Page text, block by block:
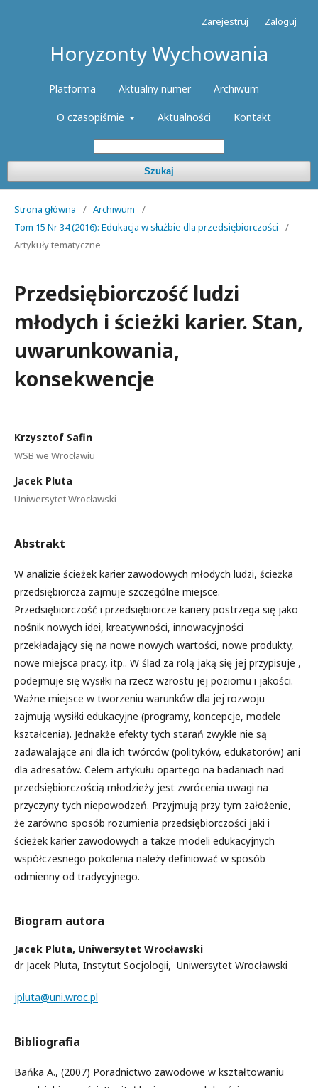
Horyzonty Wychowania
Platforma Aktualny numer Archiwum
O czasopiśmie Aktualności Kontakt
Szukaj
Zarejestruj Zaloguj
Strona główna / Archiwum
/
Tom 15 Nr 34 (2016): Edukacja w służbie dla przedsiębiorczości
/
Artykuły tematyczne
Przedsiębiorczość ludzi
młodych i ścieżki karier. Stan,
uwarunkowania,
konsekwencje
Krzysztof Safin
WSB we Wrocławiu
Jacek Pluta
Uniwersytet Wrocławski
Abstrakt
W analizie ścieżek karier zawodowych młodych ludzi, ścieżka
przedsiębiorcza zajmuje szczególne miejsce.
Przedsiębiorczość i przedsiębiorcze kariery postrzega się jako
nośnik nowych idei, kreatywności, innowacyjności
przekładający się na nowe nowych wartości, nowe produkty,
nowe miejsca pracy, itp.. W ślad za rolą jaką się jej przypisuje ,
podejmuje się wysiłki na rzecz wzrostu jej poziomu i jakości.
Ważne miejsce w tworzeniu warunków dla jej rozwoju
zajmują wysiłki edukacyjne (programy, koncepcje, modele
kształcenia). Jednakże efekty tych starań zwykle nie są
zadawalające ani dla ich twórców (polityków, edukatorów) ani
dla adresatów. Celem artykułu opartego na badaniach nad
przedsiębiorczością młodzieży jest zwrócenia uwagi na
przyczyny tych niepowodzeń. Przyjmują przy tym założenie,
że zarówno sposób rozumienia przedsiębiorczości jaki i
ścieżek karier zawodowych a także modeli edukacyjnych
współczesnego pokolenia należy definiować w sposób
odmienny od tradycyjnego.
Biogram autora
Jacek Pluta, Uniwersytet Wrocławski
dr Jacek Pluta, Instytut Socjologii, Uniwersytet Wrocławski
jpluta@uni.wroc.pl
Bibliografia
Bańka A., (2007) Poradnictwo zawodowe w kształtowaniu